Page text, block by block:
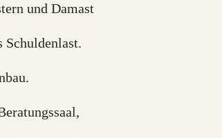
und Damast
Schuldenlast.